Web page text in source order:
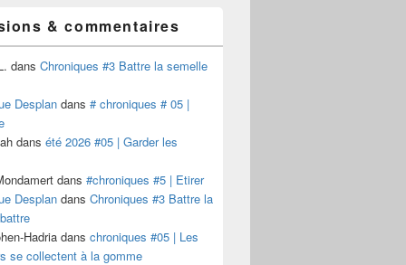
& commentaires
dans Chroniques #3 Battre la semelle
Desplan dans # chroniques # 05 |
dans été 2026 #05 | Garder les
dans #chroniques #5 | Etirer
Desplan dans Chroniques #3 Battre la
Hadria dans chroniques #05 | Les
se collectent à la gomme